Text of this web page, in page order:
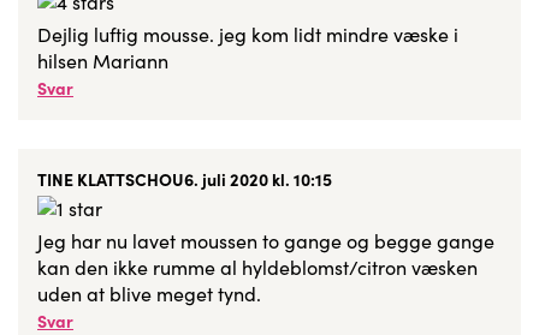
Dejlig luftig mousse. jeg kom lidt mindre væske i
hilsen Mariann
Svar
TINE KLATTSCHOU6. juli 2020 kl. 10:15
Jeg har nu lavet moussen to gange og begge gange
kan den ikke rumme al hyldeblomst/citron væsken
uden at blive meget tynd.
Svar